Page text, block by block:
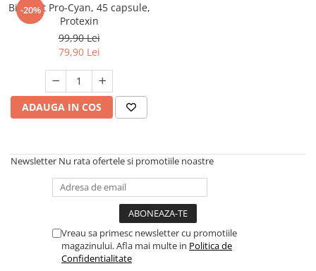
-20%
Bio-Kult Pro-Cyan, 45 capsule,
Protexin
99,90 Lei
79,90 Lei
ADAUGA IN COS
Newsletter Nu rata ofertele si promotiile noastre
Vreau sa primesc newsletter cu promotiile
magazinului. Afla mai multe in Politica de
Confidentialitate